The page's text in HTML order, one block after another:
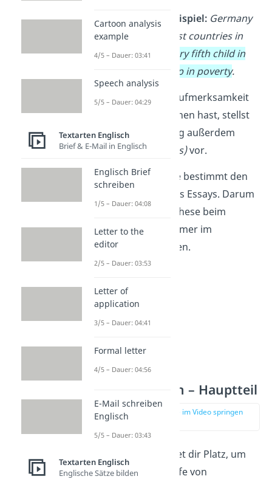
Essay writing – Beispiel: Germany
is one of the richest countries in
the world.Yet, every fifth child in
Germany grows up in poverty.
Nachdem du die Aufmerksamkeit
des Lesers gewonnen hast, stellst
du in der Einleitung außerdem
deineThese (thesis)vor.
Wichtig:Die These bestimmt den
deines Essays. Darum
solltest du deine These beim
Argumentieren immer im
Hinterkopf behalten.
Essay Englisch – Hauptteil
zur Stelle im Video springen
Der Hauptteil bietet dir Platz, um
deine These mithilfe von
Cartoon analysis
example
4/5 – Dauer: 03:41
Speech analysis
5/5 – Dauer: 04:29
Textarten Englisch
Brief & E-Mail in Englisch
Englisch Brief
schreiben
1/5 – Dauer: 04:08
Letter to the
editor
2/5 – Dauer: 03:53
Letter of
application
3/5 – Dauer: 04:41
Formal letter
4/5 – Dauer: 04:56
E-Mail schreiben
Englisch
5/5 – Dauer: 03:43
Textarten Englisch
Englische Sätze bilden